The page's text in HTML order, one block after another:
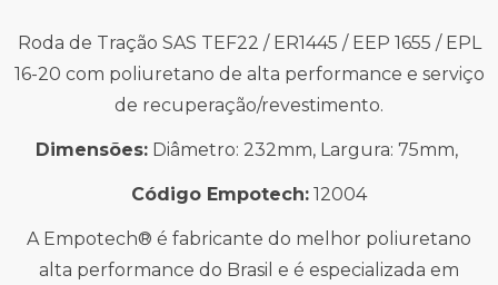
Roda de Tração SAS TEF22 / ER1445 / EEP 1655 / EPL
16-20 com poliuretano de alta performance e serviço
de recuperação/revestimento.
Dimensões: Diâmetro: 232mm, Largura: 75mm,
Código Empotech: 12004
A Empotech® é fabricante do melhor poliuretano
alta performance do Brasil e é especializada em